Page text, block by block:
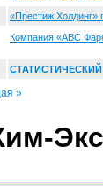
«Престиж Холдинг»
Компания «ABC
»